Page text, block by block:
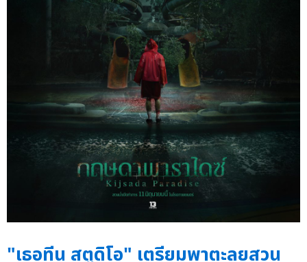
"เธอทีน สตูดิโอ" เตรียมพาตะลุยสวน